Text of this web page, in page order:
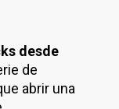
desde
de
abrir una